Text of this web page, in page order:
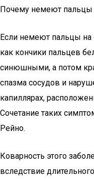
Почему немеют пальцы
Если немеют пальцы на
как кончики пальцев
синюшными, а потом
спазма сосудов и
капиллярах,
Сочетание таких
Рейно.
Коварность этого
вследствие